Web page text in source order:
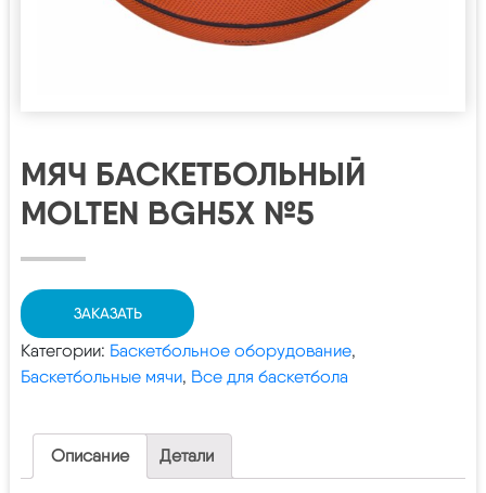
МЯЧ БАСКЕТБОЛЬНЫЙ
MOLTEN BGH5X №5
ЗАКАЗАТЬ
Категории: Баскетбольное оборудование,
Баскетбольные мячи, Все для баскетбола
Описание Детали